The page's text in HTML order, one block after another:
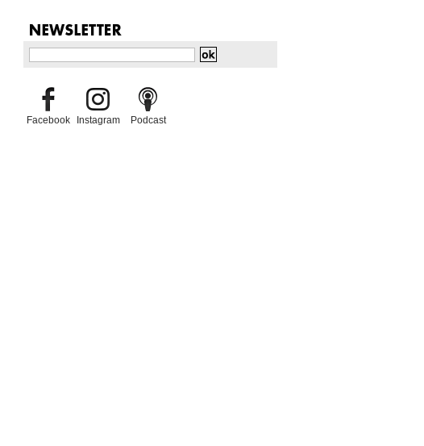
Facebook Instagram Podcast